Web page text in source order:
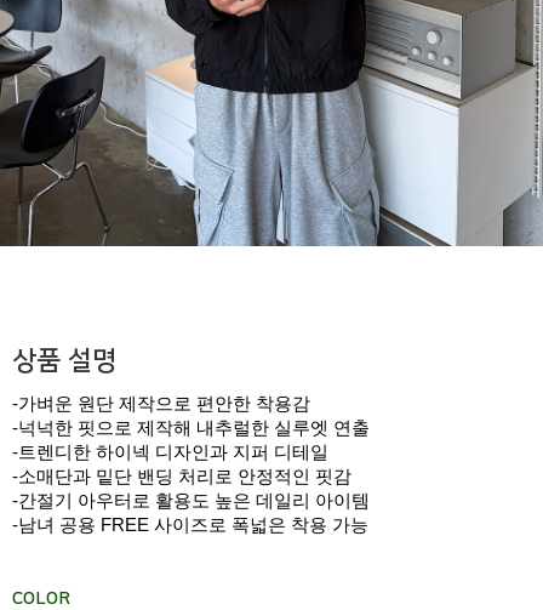
상품 설명
-가벼운 원단 제작으로 편안한 착용감
-넉넉한 핏으로 제작해 내추럴한 실루엣 연출
-트렌디한 하이넥 디자인과 지퍼 디테일
-소매단과 밑단 밴딩 처리로 안정적인 핏감
-간절기 아우터로 활용도 높은 데일리 아이템
-남녀 공용 FREE 사이즈로 폭넓은 착용 가능
COLOR